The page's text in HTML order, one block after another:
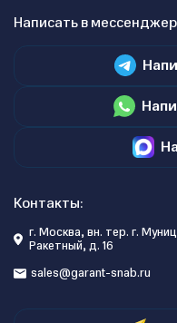
Написать в
Контакты:
г. Москва, вн. тер. г.
Ракетный, д. 16
sales@garant-snab.ru